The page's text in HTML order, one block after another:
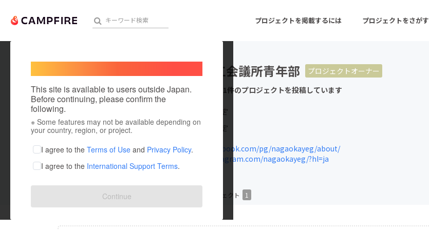
プロジェクトを掲載するには プロジェクトをさがす
人気のプロジェクト 注目のリターン 注目の新着プロジェクト
アート・写真
テクノロジー・ガジェット
ゲーム・サービス開発
映像・映画
書籍・雑誌出版
ビジネス・起業
チャレンジ
まちづくり・地域活性化
This site is available to users outside Japan.
Before continuing, please confirm the
following.
※ Some features may not be available depending on
your country, region, or project.
I agree to the Terms of Use and Privacy Policy.
I agree to the International Support Terms.
Continue
長岡商工会議所青年部
プロジェクトオーナー
これまでに1件のプロジェクトを投稿しています
在住国：未設定
出身国：未設定
www.facebook.com/pg/nagaokayeg/about/
www.instagram.com/nagaokayeg/?hl=ja
プロジェクト プロジェクト 1